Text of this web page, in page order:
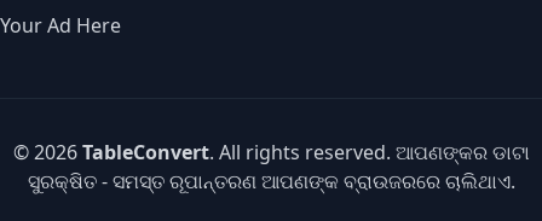
Your Ad Here
© 2026TableConvert. All rights reserved. ଆପଣଙ୍କର ଡାଟା
ସୁରକ୍ଷିତ - ସମସ୍ତ ରୂପାନ୍ତରଣ ଆପଣଙ୍କ ବ୍ରାଉଜରରେ ଚାଲିଥାଏ.